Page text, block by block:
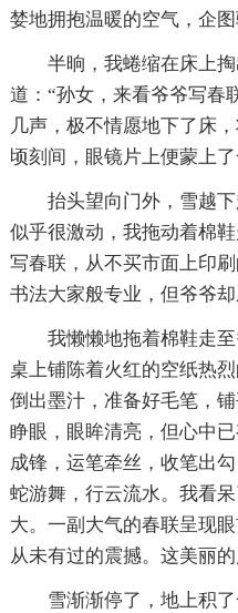
婪地拥抱温暖的空气，企图
半晌，我蜷缩在床上
道：“孙女，来看爷爷写春
几声，极不情愿地下了床
顷刻间，眼镜片上便蒙上了
抬头望向门外，雪越
似乎很激动，我拖动着棉
写春联，从不买市面上印
书法大家般专业，但爷爷却
我懒懒地拖着棉鞋走
桌上铺陈着火红的空纸热
倒出墨汁，准备好毛笔，
睁眼，眼眸清亮，但心中
成锋，运笔牵丝，收笔出
蛇游舞，行云流水。我看
大。一副大气的春联呈现
从未有过的震撼。这美丽
雪渐渐停了，地上积